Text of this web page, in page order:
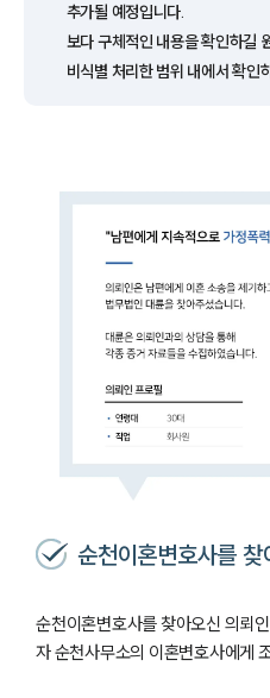
추가될 예정입니다.
보다 구체적인 내용을 확인하길
비식별 처리한 범위 내에서 확인
순천이혼변호사를 찾
순천이혼변호사를 찾아오신 의뢰
자 순천사무소의 이혼변호사에게